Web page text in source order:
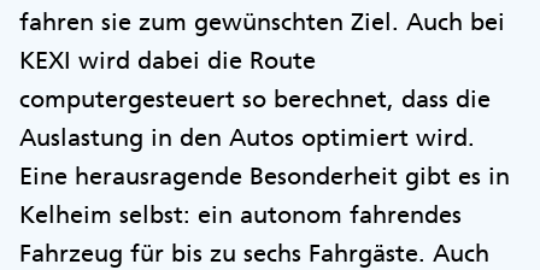
fahren sie zum gewünschten Ziel. Auch bei
KEXI wird dabei die Route
computergesteuert so berechnet, dass die
Auslastung in den Autos optimiert wird.
Eine herausragende Besonderheit gibt es in
Kelheim selbst: ein autonom fahrendes
Fahrzeug für bis zu sechs Fahrgäste. Auch